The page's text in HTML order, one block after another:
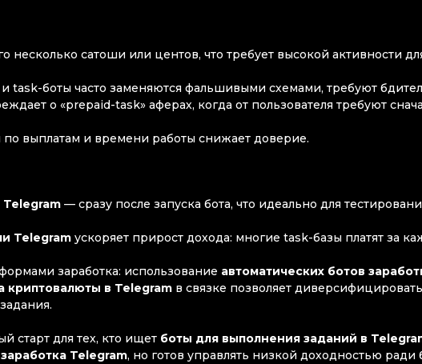
несколько сатоши или центов, что требует высокой активности
task-боты часто заменяются фальшивыми схемами, требуют
о «prepaid-task» аферах, когда от пользователя требуют
по выплатам и времени работы снижает доверие.
Telegram — сразу после запуска бота, что идеально для
Telegram ускоряет прирост дохода: многие task-базы платят за
заработка: использование автоматических ботов
криптовалюты в Telegram в связке позволяет
старт для тех, кто ищет боты для выполнения заданий в
Telegram, но готов управлять низкой доходностью ради